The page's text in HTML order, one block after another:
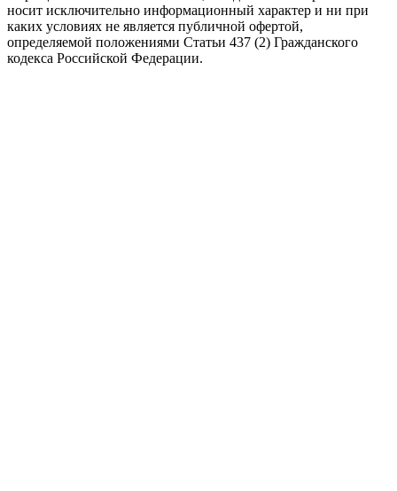
носит исключительно информационный характер и ни при
каких условиях не является публичной офертой,
определяемой положениями Статьи 437 (2) Гражданского
кодекса Российской Федерации.